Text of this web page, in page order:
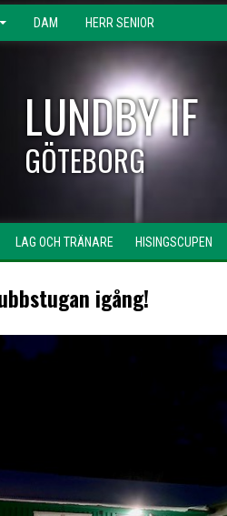
DAM HERR SENIOR
LUNDBY IF
GÖTEBORG
LAG OCH TRÄNARE HISINGSCUPEN
igång!